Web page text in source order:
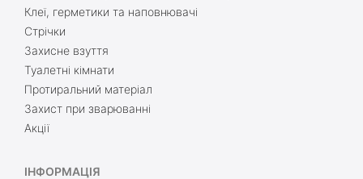
Клеї, герметики та наповнювачі
Стрічки
Захисне взуття
Туалетні кімнати
Протиральний матеріал
Захист при зварюванні
Акції
ІНФОРМАЦІЯ